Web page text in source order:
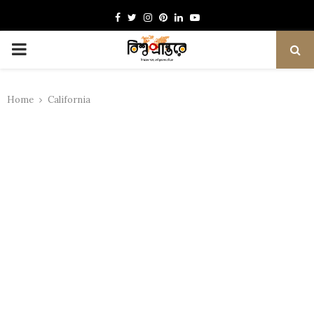
Facebook
TwitterInstagram
Pinterest
LinkedinYoutube
PRIMARY
Home California